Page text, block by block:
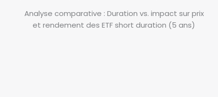
Analyse comparative : Duration vs. impact sur prix
et rendement des ETF short duration (5 ans)